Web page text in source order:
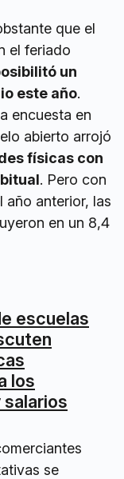
que el
el feriado
un
este año.
encuesta en
abierto arrojó
físicas con
. Pero con
año anterior, las
en un 8,4
escuelas
los
salarios
se